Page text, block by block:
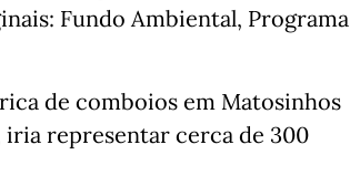
Fundo Ambiental, Programa
de comboios em Matosinhos
representar cerca de 300